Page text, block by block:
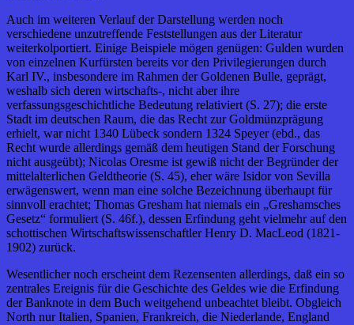
Auch im weiteren Verlauf der Darstellung werden noch
verschiedene unzutreffende Feststellungen aus der Literatur
weiterkolportiert. Einige Beispiele mögen genügen: Gulden wurden
von einzelnen Kurfürsten bereits vor den Privilegierungen durch
Karl IV., insbesondere im Rahmen der Goldenen Bulle, geprägt,
weshalb sich deren wirtschafts-, nicht aber ihre
verfassungsgeschichtliche Bedeutung relativiert (S. 27); die erste
Stadt im deutschen Raum, die das Recht zur Goldmünzprägung
erhielt, war nicht 1340 Lübeck sondern 1324 Speyer (ebd., das
Recht wurde allerdings gemäß dem heutigen Stand der Forschung
nicht ausgeübt); Nicolas Oresme ist gewiß nicht der Begründer der
mittelalterlichen Geldtheorie (S. 45), eher wäre Isidor von Sevilla
erwägenswert, wenn man eine solche Bezeichnung überhaupt für
sinnvoll erachtet; Thomas Gresham hat niemals ein „Greshamsches
Gesetz“ formuliert (S. 46f.), dessen Erfindung geht vielmehr auf den
schottischen Wirtschaftswissenschaftler Henry D. MacLeod (1821-
1902) zurück.
Wesentlicher noch erscheint dem Rezensenten allerdings, daß ein so
zentrales Ereignis für die Geschichte des Geldes wie die Erfindung
der Banknote in dem Buch weitgehend unbeachtet bleibt. Obgleich
North nur Italien, Spanien, Frankreich, die Niederlande, England